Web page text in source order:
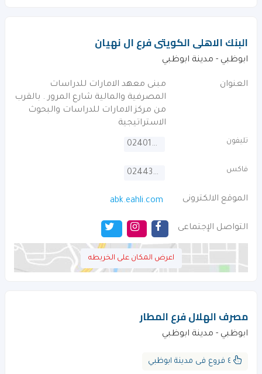
البنك الاهلى الكويتى فرع ال نهيان
ابوظبي - مدينة ابوظبي
العنوان
مبنى معهد الامارات للدراسات
المصرفية والمالية شارع المرور . بالقرب
من مركز الامارات للدراسات والبحوث
الاستراتيجية
تليفون 024015111
فاكس 024439070
الموقع الالكترونى abk.eahli.com
التواصل الإجتماعى
اعرض المكان على الخريطه
مصرف الهلال فرع المطار
ابوظبي - مدينة ابوظبي